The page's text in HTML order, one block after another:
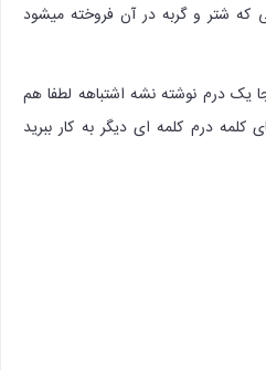
که شتر و گربه در آن فروخته میشود
یک درم نوشته نشه اشتباهه لطفا هم
درم کلمه ای دیگر به کار ببرید